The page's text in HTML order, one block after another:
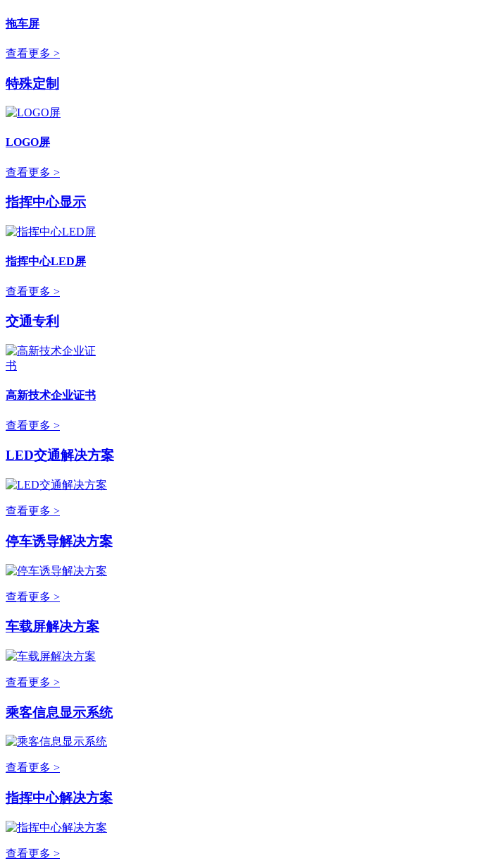
拖车屏
查看更多 >
特殊定制
LOGO屏
查看更多 >
指挥中心显示
指挥中心LED屏
查看更多 >
交通专利
高新技术企业证书
查看更多 >
LED交通解决方案
查看更多 >
停车诱导解决方案
查看更多 >
车载屏解决方案
查看更多 >
乘客信息显示系统
查看更多 >
指挥中心解决方案
查看更多 >